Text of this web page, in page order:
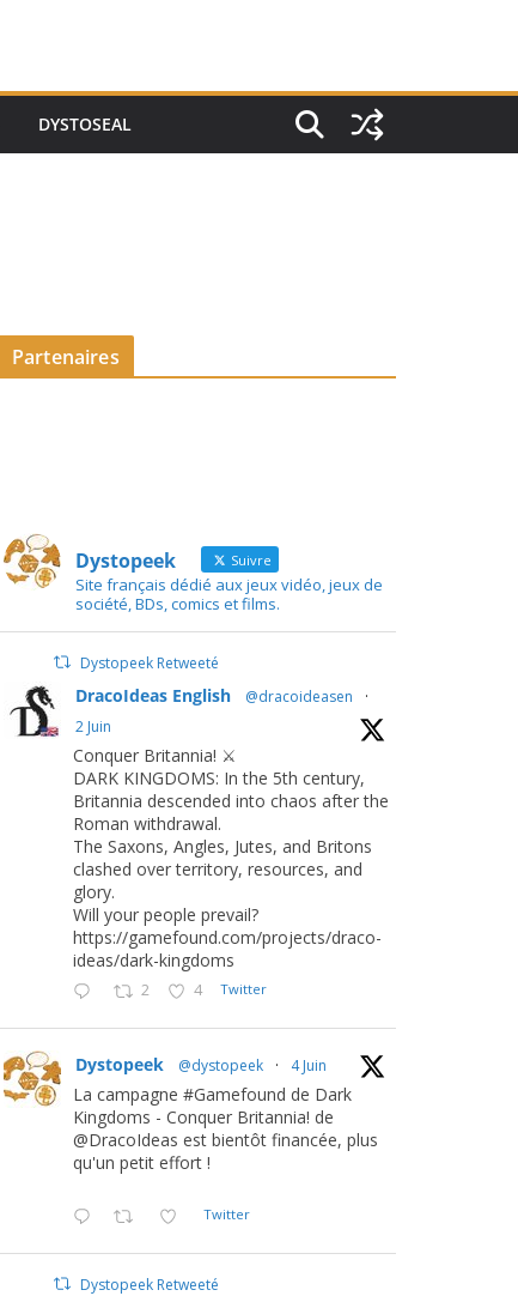
DYSTOSEAL
Partenaires
Dystopeek Suivre
Site français dédié aux jeux vidéo, jeux de
société, BDs, comics et films.
Dystopeek Retweeté
DracoIdeas English @dracoideasen
·
2 Juin
Conquer Britannia! ⚔️
DARK KINGDOMS: In the 5th century,
Britannia descended into chaos after the
Roman withdrawal.
The Saxons, Angles, Jutes, and Britons
clashed over territory, resources, and
glory.
Will your people prevail?
https://gamefound.com/projects/draco-
ideas/dark-kingdoms
2 4 Twitter
Dystopeek @dystopeek · 4 Juin
La campagne #Gamefound de Dark
Kingdoms - Conquer Britannia! de
@DracoIdeas est bientôt financée, plus
qu'un petit effort !
Twitter
Dystopeek Retweeté